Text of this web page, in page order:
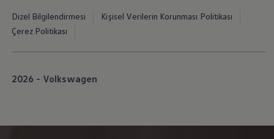
Yetkili Satıcı ve Servisler
Volkswagen Yol Yardım ve İletişim
Dizel Bilgilendirmesi
Kişisel Verilerin Korunması Politikası
Çerez Politikası
2026 - Volkswagen